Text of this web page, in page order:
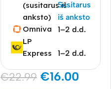
(susitarus iš
anksto)
Susitarus
iš anksto
Omniva
1–2 d.d.
LP
Express
1–2 d.d.
€22.99 €16.00